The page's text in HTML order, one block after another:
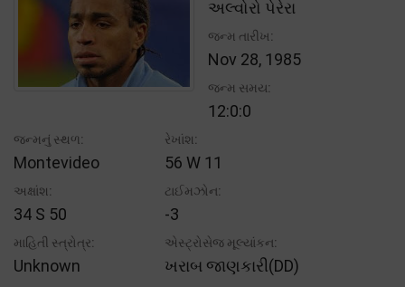
અલ્વોરો પેરેરા
જન્મ તારીખ:
Nov 28, 1985
જન્મ સમય:
12:0:0
જન્મનું સ્થળ:
Montevideo
રેખાંશ:
56 W 11
અક્ષાંશ:
34 S 50
ટાઈમઝોન:
-3
માહિતી સ્ત્રોત્ર:
Unknown
એસ્ટ્રોસેજ મૂલ્યાંકન:
ખરાબ જાણકારી(DD)